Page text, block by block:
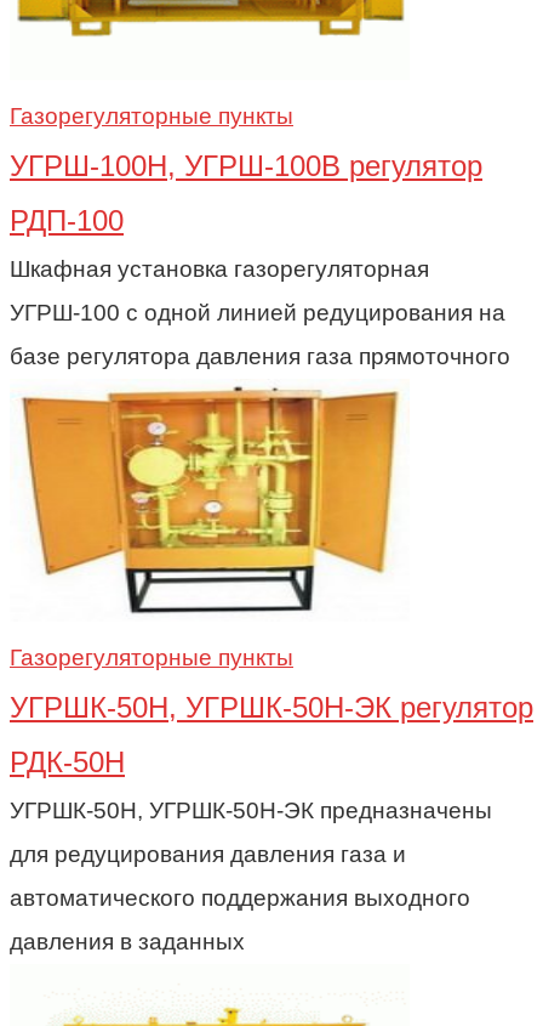
Газорегуляторные пункты
УГРШ-100Н, УГРШ-100В регулятор
РДП-100
Шкафная установка газорегуляторная
УГРШ-100 с одной линией редуцирования на
базе регулятора давления газа прямоточного
Газорегуляторные пункты
УГРШК-50Н, УГРШК-50Н-ЭК регулятор
РДК-50Н
УГРШК-50Н, УГРШК-50Н-ЭК предназначены
для редуцирования давления газа и
автоматического поддержания выходного
давления в заданных